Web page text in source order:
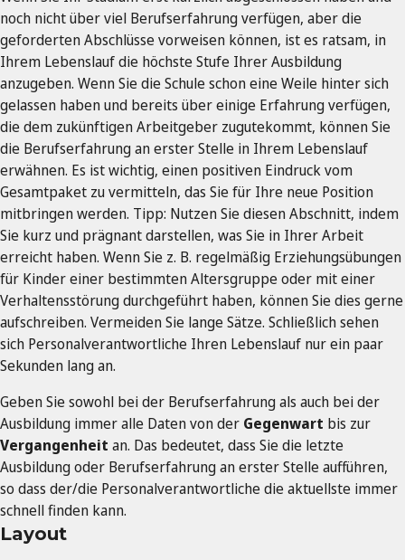
noch nicht über viel Berufserfahrung verfügen, aber die
geforderten Abschlüsse vorweisen können, ist es ratsam, in
Ihrem Lebenslauf die höchste Stufe Ihrer Ausbildung
anzugeben. Wenn Sie die Schule schon eine Weile hinter sich
gelassen haben und bereits über einige Erfahrung verfügen,
die dem zukünftigen Arbeitgeber zugutekommt, können Sie
die Berufserfahrung an erster Stelle in Ihrem Lebenslauf
erwähnen. Es ist wichtig, einen positiven Eindruck vom
Gesamtpaket zu vermitteln, das Sie für Ihre neue Position
mitbringen werden. Tipp: Nutzen Sie diesen Abschnitt, indem
Sie kurz und prägnant darstellen, was Sie in Ihrer Arbeit
erreicht haben. Wenn Sie z. B. regelmäßig Erziehungsübungen
für Kinder einer bestimmten Altersgruppe oder mit einer
Verhaltensstörung durchgeführt haben, können Sie dies gerne
aufschreiben. Vermeiden Sie lange Sätze. Schließlich sehen
sich Personalverantwortliche Ihren Lebenslauf nur ein paar
Sekunden lang an.
Geben Sie sowohl bei der Berufserfahrung als auch bei der
Ausbildung immer alle Daten von der Gegenwart bis zur
Vergangenheit an. Das bedeutet, dass Sie die letzte
Ausbildung oder Berufserfahrung an erster Stelle aufführen,
so dass der/die Personalverantwortliche die aktuellste immer
schnell finden kann.
Layout